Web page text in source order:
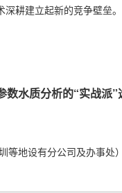
深耕建立起新的竞争壁
水质分析的“实战派”
等地设有分公司及办事处）